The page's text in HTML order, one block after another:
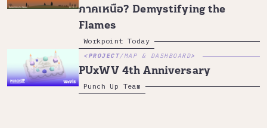
ภาคเหนือ? Demystifying the
Flames
Workpoint Today
PROJECT/MAP & DASHBOARD
PUxWV 4th Anniversary
Punch Up Team